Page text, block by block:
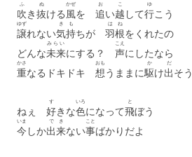
吹
ふ
き抜
ぬ
ける風
かぜ
を 追
お
い越
こ
して行
ゆ
こう
譲
ゆず
れない気
き
持
も
ちが 羽根
はね
をくれたの
どんな未来
みらい
にする？ 声
こえ
にしたなら
重
かさ
なるドキドキ 想
おも
うままに駆
か
け出
だ
そう
ねぇ 好
す
きな色
いろ
になって飛
と
ぼう
今
いま
しか出
で
来
き
ない事
こと
ばかりだよ